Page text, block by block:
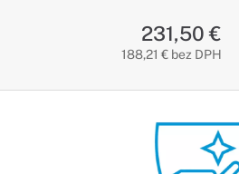
231,50 €
188,21 € bez DPH